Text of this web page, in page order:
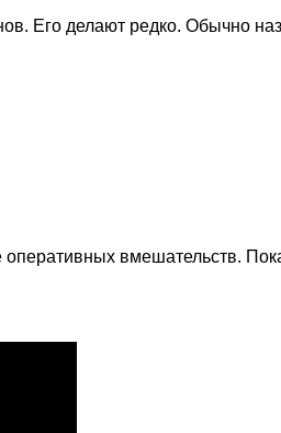
делают редко. Обычно
вмешательств.